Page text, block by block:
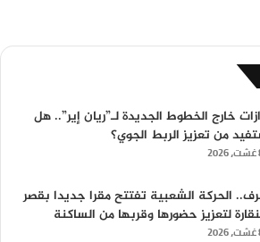
خارج الخطوط الجديدة لـ”ريان إير”.. هل
من تعزيز الربط الجوي؟
الحركة الشعبية تفتتح مقرا جديدا بقصر
لتعزيز حضورها وقربها من الساكنة